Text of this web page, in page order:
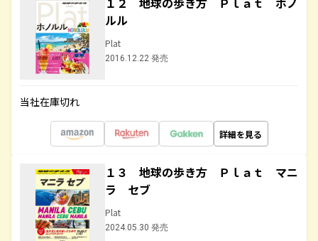
ルル
Plat
2016.12.22 発売
当社在庫切れ
詳細を見る
１３ 地球の歩き方 Ｐｌａｔ マニ
ラ セブ
Plat
2024.05.30 発売